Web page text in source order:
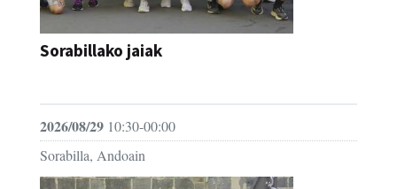
Sorabillako jaiak
2026/08/29 10:30-00:00
Sorabilla, Andoain